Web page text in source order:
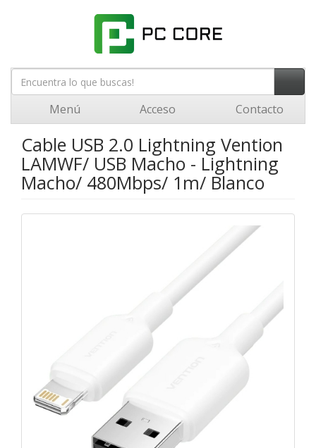
Menú Acceso Contacto
Cable USB 2.0 Lightning Vention
LAMWF/ USB Macho - Lightning
Macho/ 480Mbps/ 1m/ Blanco